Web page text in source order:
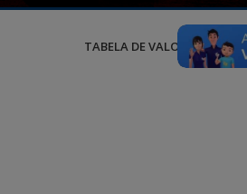
TABELA DE VALORES